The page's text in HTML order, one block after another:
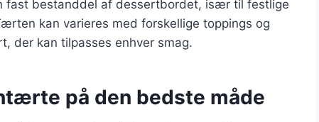
fast bestanddel af dessertbordet, især til festlige
kan varieres med forskellige toppings og
der kan tilpasses enhver smag.
på den bedste måde